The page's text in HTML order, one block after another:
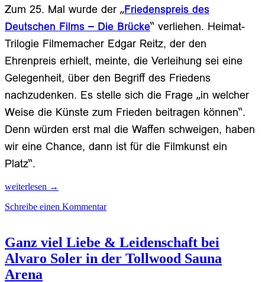
Zum 25. Mal wurde der „Friedenspreis des
Deutschen Films – Die Brücke“ verliehen. Heimat-
Trilogie Filmemacher Edgar Reitz, der den
Ehrenpreis erhielt, meinte, die Verleihung sei eine
Gelegenheit, über den Begriff des Friedens
nachzudenken. Es stelle sich die Frage „in welcher
Weise die Künste zum Frieden beitragen können“.
Denn würden erst mal die Waffen schweigen, haben
wir eine Chance, dann ist für die Filmkunst ein
Platz“.
Menschlichkeit
Widerstand
des
Deutschen
Films
2026
weiterlesen →
Schreibe einen Kommentar
Ganz viel Liebe & Leidenschaft bei
Alvaro Soler in der Tollwood Sauna
Arena